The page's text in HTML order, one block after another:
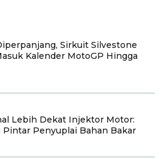
Sirkuit Silvestone
Kalender MotoGP Hingga
Lebih Dekat Injektor Motor:
Pintar Penyuplai Bahan Bakar